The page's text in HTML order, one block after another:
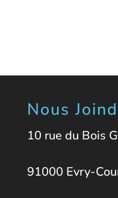
Nous
10 rue du Bois
91000 Evry-